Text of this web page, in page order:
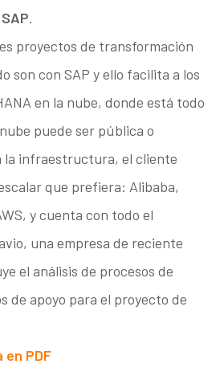
.
proyectos de transformación
son con SAP y ello facilita a los
en la nube, donde está todo
puede ser pública o
la infraestructura, el cliente
que prefiera: Alibaba,
y cuenta con todo el
una empresa de reciente
el análisis de procesos de
de apoyo para el proyecto de
PDF